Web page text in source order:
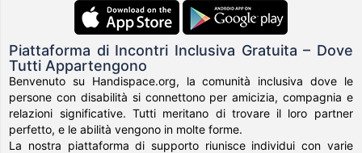
Piattaforma di Incontri Inclusiva Gratuita – Dove
Tutti Appartengono
Benvenuto su Handispace.org, la comunità inclusiva dove le
persone con disabilità si connettono per amicizia, compagnia e
relazioni significative. Tutti meritano di trovare il loro partner
perfetto, e le abilità vengono in molte forme.
La nostra piattaforma di supporto riunisce individui con varie